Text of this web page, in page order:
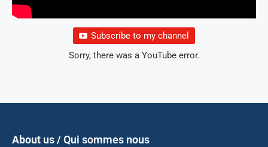
Subscribe to my channel
Sorry, there was a YouTube error.
About us / Qui sommes nous